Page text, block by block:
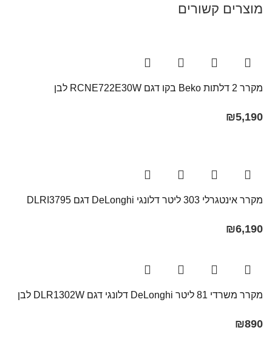
מוצרים קשורים
מקרר ‏2 דלתות Beko בקו ‏דגם RCNE722E30W לבן
₪5,190
מקרר אינטגרלי 303 ליטר דלונגי DeLonghi דגם DLRI3795
₪6,190
מקרר משרדי 81 ליטר DeLonghi דלונגי דגם DLR1302W לבן
₪890